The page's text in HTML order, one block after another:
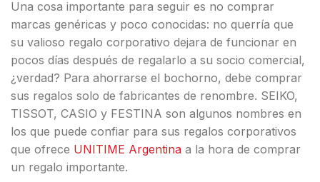
Una cosa importante para seguir es no comprar
marcas genéricas y poco conocidas: no querría que
su valioso regalo corporativo dejara de funcionar en
pocos días después de regalarlo a su socio comercial,
¿verdad? Para ahorrarse el bochorno, debe comprar
sus regalos solo de fabricantes de renombre. SEIKO,
TISSOT, CASIO y FESTINA son algunos nombres en
los que puede confiar para sus regalos corporativos
que ofrece UNITIME Argentina a la hora de comprar
un regalo importante.